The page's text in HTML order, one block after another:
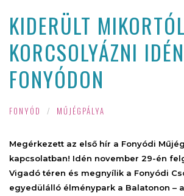
KIDERÜLT
KORCSOLYÁZNI IDÉN
FONYÓDON
FONYÓD / MŰJÉGPÁLYA
Megérkezett az első hír a Fonyódi
kapcsolatban! Idén november 29-én
Vigadó téren és megnyílik a Fonyódi
egyedülálló élménypark a Balatonon –